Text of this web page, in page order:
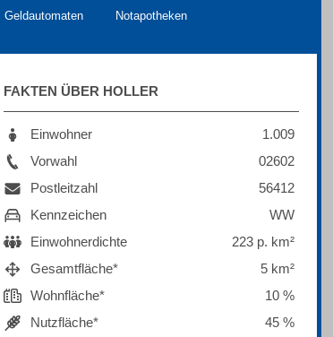
Geldautomaten Notapotheken
FAKTEN ÜBER HOLLER
Einwohner
1.009
Vorwahl
02602
Postleitzahl
56412
Kennzeichen
WW
Einwohnerdichte
223 p. km²
Gesamtfläche*
5 km²
Wohnfläche*
10 %
Nutzfläche*
45 %